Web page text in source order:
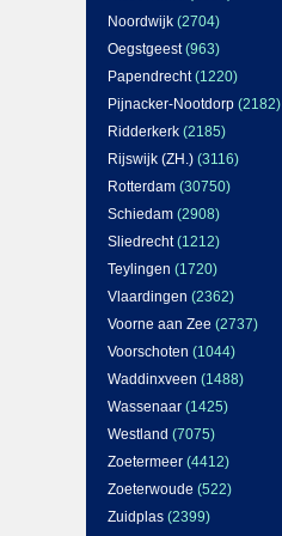
Noordwijk (2704)
Oegstgeest(963)
Papendrecht(1220)
Pijnacker-Nootdorp (2182)
Ridderkerk (2185)
Rijswijk (ZH.) (3116)
Rotterdam (30750)
Schiedam (2908)
Sliedrecht(1212)
Teylingen (1720)
Vlaardingen (2362)
Voorne aan Zee (2737)
Voorschoten (1044)
Waddinxveen (1488)
Wassenaar (1425)
Westland (7075)
Zoetermeer (4412)
Zoeterwoude (522)
Zuidplas (2399)